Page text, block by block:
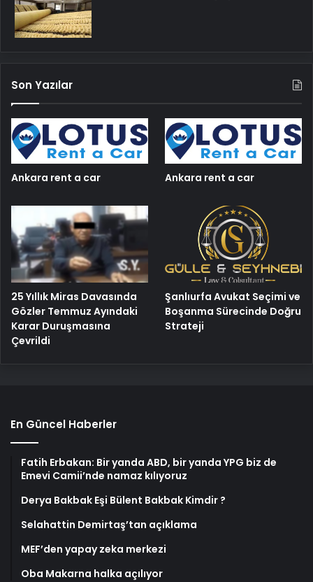
Son Yazılar
Ankara rent a car Ankara rent a car
25 Yıllık Miras Davasında
Gözler Temmuz Ayındaki
Karar Duruşmasına
Çevrildi
Şanlıurfa Avukat Seçimi ve
Boşanma Sürecinde Doğru
Strateji
En Güncel Haberler
Fatih Erbakan: Bir yanda ABD, bir yanda YPG biz de
Emevi Camii’nde namaz kılıyoruz
Derya Bakbak Eşi Bülent Bakbak Kimdir ?
Selahattin Demirtaş’tan açıklama
MEF’den yapay zeka merkezi
Oba Makarna halka açılıyor